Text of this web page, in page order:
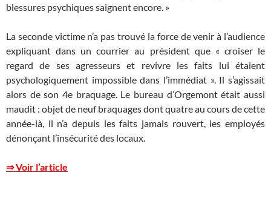
blessures psychiques saignent encore. »
La seconde victime n’a pas trouvé la force de venir à l’audience
expliquant dans un courrier au président que « croiser le
regard de ses agresseurs et revivre les faits lui étaient
psychologiquement impossible dans l’immédiat ». Il s’agissait
alors de son 4e braquage. Le bureau d’Orgemont était aussi
maudit : objet de neuf braquages dont quatre au cours de cette
année-là, il n’a depuis les faits jamais rouvert, les employés
dénonçant l’insécurité des locaux.
⇒ Voir l’article